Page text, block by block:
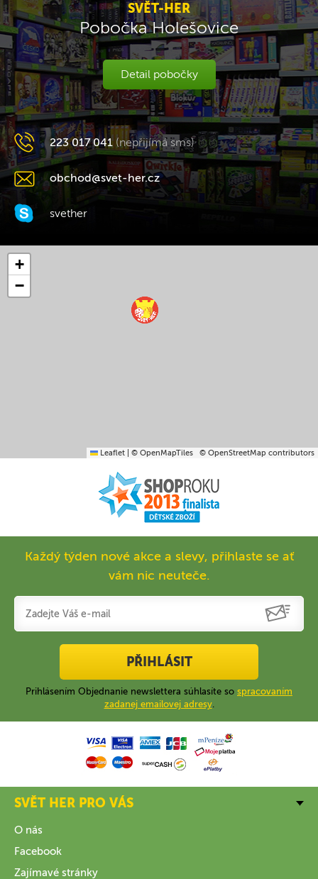
SVĚT-HER
Pobočka Holešovice
Detail pobočky
223 017 041 (nepřijímá sms)
obchod@svet-her.cz
svether
+
−
Leaflet © OpenMapTiles © OpenStreetMap contributors
Každý týden nové akce a slevy, přihlaste se ať
vám nic neuteče.
PŘIHLÁSIT
Prihlásením Objednanie newslettera súhlasíte so spracovaním
zadanej emailovej adresy.
SVĚT HER PRO VÁS
O nás
Facebook
Zajímavé stránky